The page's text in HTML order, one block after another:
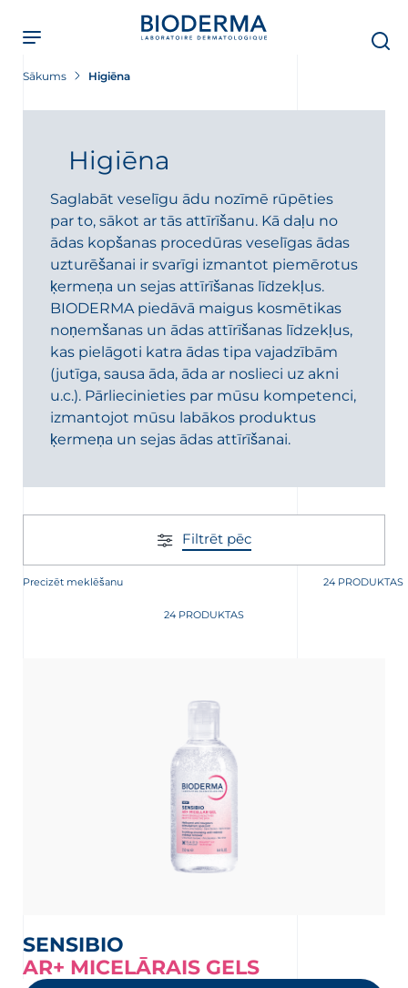
main
content
par jūsu personas datu aizsardzību,
Sākums Higiēna
Higiēna
Saglabāt veselīgu ādu nozīmē rūpēties
par to, sākot ar tās attīrīšanu. Kā daļu no
ādas kopšanas procedūras veselīgas ādas
uzturēšanai ir svarīgi izmantot piemērotus
ķermeņa un sejas attīrīšanas līdzekļus.
BIODERMA piedāvā maigus kosmētikas
noņemšanas un ādas attīrīšanas līdzekļus,
kas pielāgoti katra ādas tipa vajadzībām
(jutīga, sausa āda, āda ar noslieci uz akni
u.c.). Pārliecinieties par mūsu kompetenci,
izmantojot mūsu labākos produktus
ķermeņa un sejas ādas attīrīšanai.
Filtrēt pēc
Precizēt meklēšanu 24 PRODUKTAS
24 PRODUKTAS
SENSIBIO
AR+ MICELĀRAIS GELS